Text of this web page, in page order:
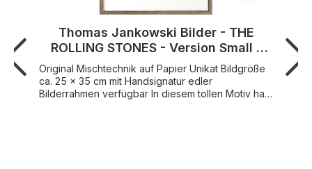
Thomas Jankowski Bilder - THE
ROLLING STONES - Version Small -
Original Mischtechnik (Unikat)
Original Mischtechnik auf Papier Unikat Bildgröße
ca. 25 x 35 cm mit Handsignatur edler
Bilderrahmen verfügbar In diesem tollen Motiv hat